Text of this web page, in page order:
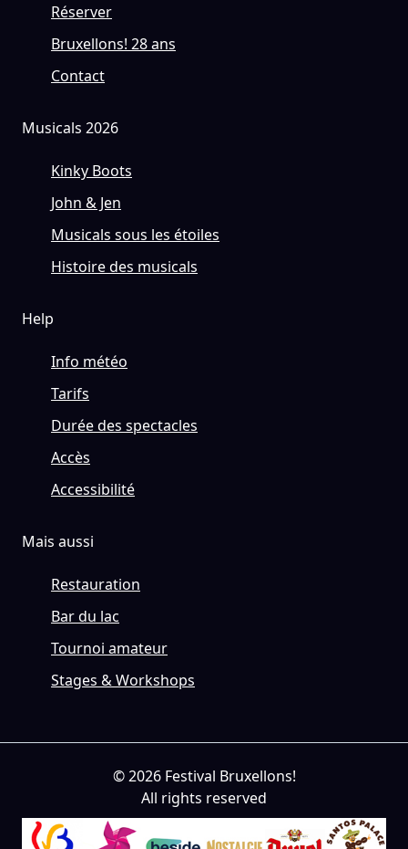
Réserver
Bruxellons! 28 ans
Contact
Musicals 2026
Kinky Boots
John & Jen
Musicals sous les étoiles
Histoire des musicals
Help
Info météo
Tarifs
Durée des spectacles
Accès
Accessibilité
Mais aussi
Restauration
Bar du lac
Tournoi amateur
Stages & Workshops
© 2026 Festival Bruxellons!
All rights reserved